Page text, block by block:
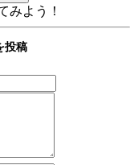
みよう！
投稿